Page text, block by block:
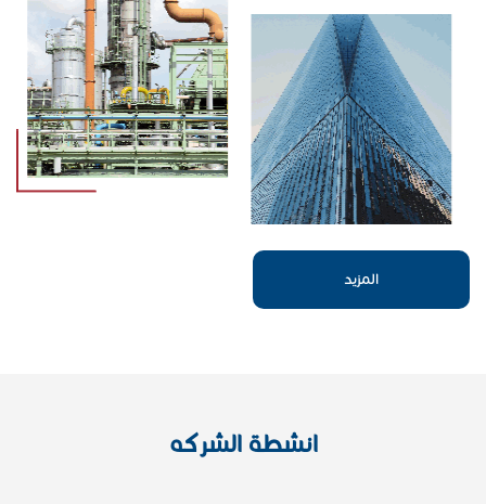
المزيد
انشطة الشركه